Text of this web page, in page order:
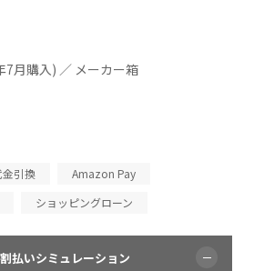
7月購入) ／ メーカー箱
金引換
Amazon Pay
ショッピングローン
払いシミュレーション